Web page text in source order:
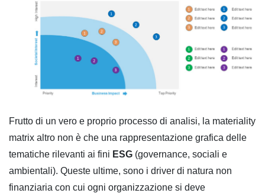
Frutto di un vero e proprio processo di analisi, la materiality
matrix altro non è che una rappresentazione grafica delle
tematiche rilevanti ai fini ESG (governance, sociali e
ambientali). Queste ultime, sono i driver di natura non
finanziaria con cui ogni organizzazione si deve